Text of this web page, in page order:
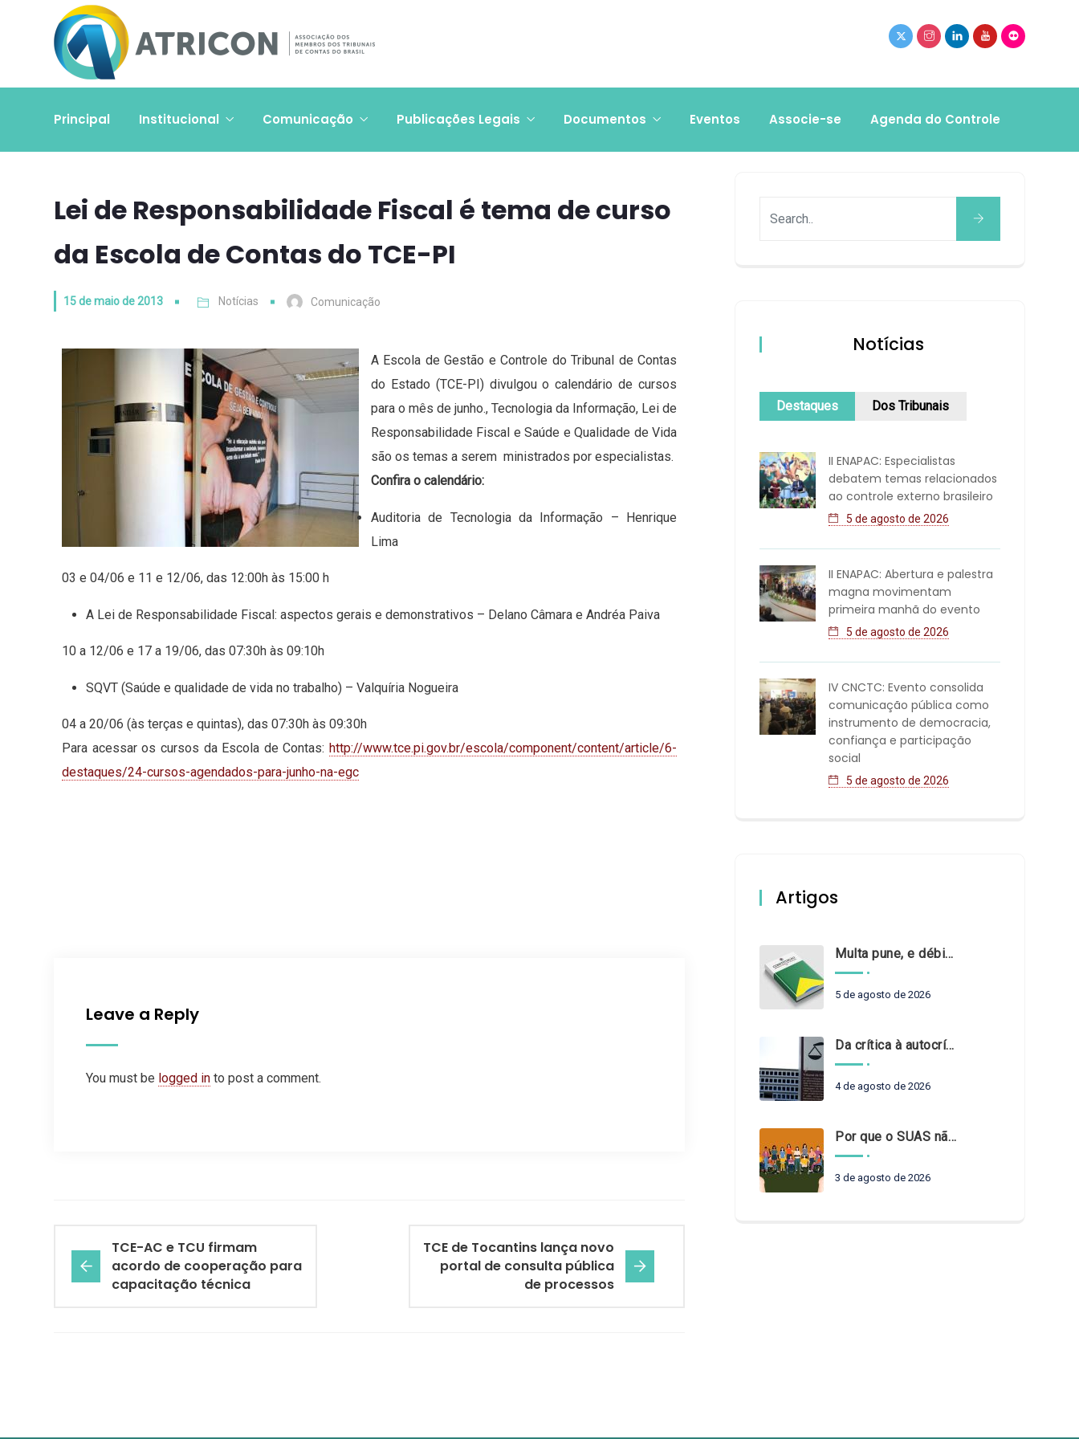
Principal Institucional Comunicação Publicações Legais Documentos Eventos Associe-se Agenda do Controle
Lei de Responsabilidade Fiscal é tema de curso
da Escola de Contas do TCE-PI
15 de maio de 2013 Notícias Comunicação
A Escola de Gestão e Controle do Tribunal de Contas
do Estado (TCE-PI) divulgou o calendário de cursos
para o mês de junho., Tecnologia da Informação, Lei de
Responsabilidade Fiscal e Saúde e Qualidade de Vida
são os temas a serem ministrados por especialistas.
Confira o calendário:
Auditoria de Tecnologia da Informação – Henrique
Lima
03 e 04/06 e 11 e 12/06, das 12:00h às 15:00 h
A Lei de Responsabilidade Fiscal: aspectos gerais e demonstrativos – Delano Câmara e Andréa Paiva
10 a 12/06 e 17 a 19/06, das 07:30h às 09:10h
SQVT (Saúde e qualidade de vida no trabalho) – Valquíria Nogueira
04 a 20/06 (às terças e quintas), das 07:30h às 09:30h
Para acessar os cursos da Escola de Contas: http://www.tce.pi.gov.br/escola/component/content/article/6-
destaques/24-cursos-agendados-para-junho-na-egc
Leave a Reply
You must be logged in to post a comment.
TCE-AC e TCU firmam
acordo de cooperação para
capacitação técnica
TCE de Tocantins lança novo
portal de consulta pública
de processos
Notícias
Destaques Dos Tribunais
II ENAPAC: Especialistas
debatem temas relacionados
ao controle externo brasileiro
5 de agosto de 2026
II ENAPAC: Abertura e palestra
magna movimentam
primeira manhã do evento
5 de agosto de 2026
IV CNCTC: Evento consolida
comunicação pública como
instrumento de democracia,
confiança e participação
social
5 de agosto de 2026
Artigos
Multa pune, e débito recompõe. § 3º do art. 71 da Constituição: um problema de legística formal
5 de agosto de 2026
Da crítica à autocrítica: Tribunais de Contas sob um novo olhar?
4 de agosto de 2026
Por que o SUAS não pode esperar?
3 de agosto de 2026